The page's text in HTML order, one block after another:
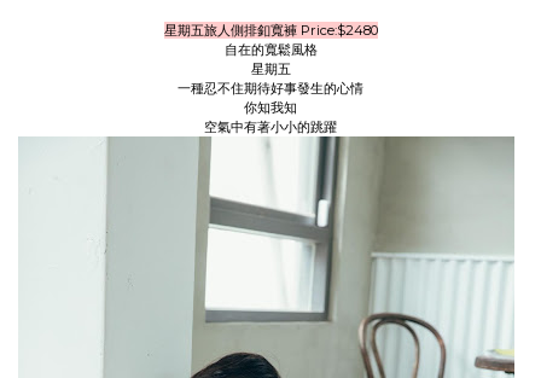
星期五旅人側排釦寬褲 Price:$2480
自在的寬鬆風格
星期五
一種忍不住期待好事發生的心情
你知我知
空氣中有著小小的跳躍